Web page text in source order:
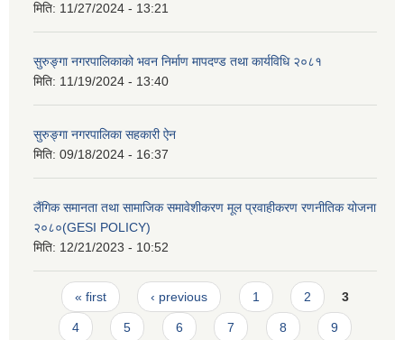
मिति: 11/27/2024 - 13:21
सुरुङ्गा नगरपालिकाको भवन निर्माण मापदण्ड तथा कार्यविधि २०८१
मिति: 11/19/2024 - 13:40
सुरुङ्गा नगरपालिका सहकारी ऐन
मिति: 09/18/2024 - 16:37
लैंगिक समानता तथा सामाजिक समावेशीकरण मूल प्रवाहीकरण रणनीतिक योजना
२०८०(GESI POLICY)
मिति: 12/21/2023 - 10:52
Pages
« first ‹ previous 1 2 3
4 5 6 7 8 9